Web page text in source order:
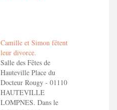
Camille et Simon fêtent
leur divorce.
Salle des Fêtes de
Hauteville Place du
Docteur Rougy - 01110
HAUTEVILLE
LOMPNES. Dans le